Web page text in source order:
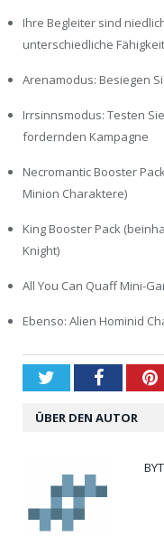
Ihre Begleiter sind
unterschiedliche
Arenamodus: Besiegen
Irrsinnsmodus: Testen
fordernden Kampagne
Necromantic Booster
Minion Charaktere)
King Booster Pack
Knight)
All You Can Quaff Mini-
Ebenso: Alien Hominid
TwitterFacebook
ÜBER DEN AUTOR